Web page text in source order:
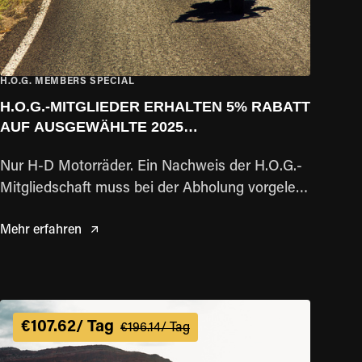
H.O.G. MEMBERS SPECIAL
H.O.G.-MITGLIEDER ERHALTEN 5% RABATT
AUF AUSGEWÄHLTE 2025
Nur H-D Motorräder. Ein Nachweis der H.O.G.-
Mitgliedschaft muss bei der Abholung vorgelegt
Mehr erfahren
€107.62/ Tag €196.14/ Tag